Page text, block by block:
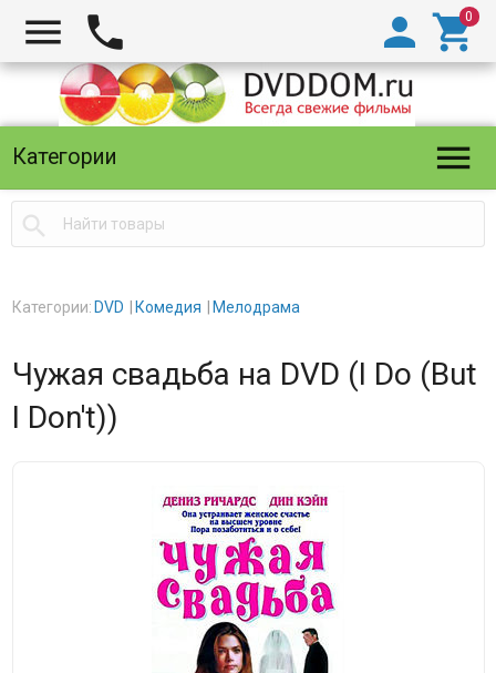
  

Категории 

Категории: DVD Комедия Мелодрама
Чужая свадьба на DVD (I Do (But
I Don't))